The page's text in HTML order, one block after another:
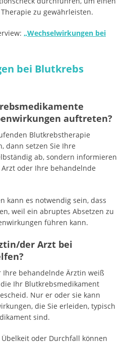
zu gewährleisten.
„Wechselwirkungen bei
bei Blutkrebs
auftreten?
Blutkrebstherapie
dann setzen Sie Ihre
ab, sondern informieren
oder Ihre behandelnde
kann es notwendig sein, dass
weil ein abruptes Absetzen zu
führen kann.
der Arzt bei
behandelnde Ärztin weiß
Ihr Blutkrebsmedikament
Nur er oder sie kann
die Sie erleiden, typisch
sind.
oder Durchfall können